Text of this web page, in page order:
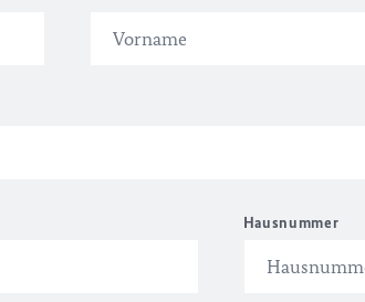
Hausnummer